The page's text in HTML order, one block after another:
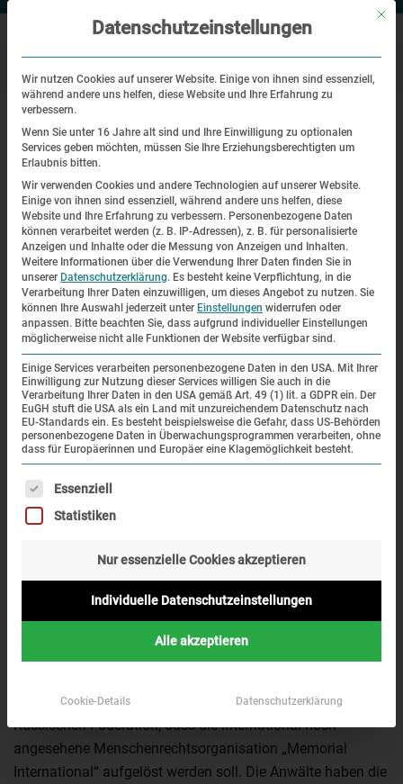
Startseite |
Mitteilung
Wir protestieren gegen die
Unterdrückung einer kritischen
Geschichtskultur in Russland
| 2. März 2022
Zahlreiche Vertreter und Vertreterinnen von Gedenkstätten
in Deutschland protestieren in einer öffentlichen Erklärung
gegen das Vorgehen der russischen Justiz gegen die
international renommierte Menschenrechtsorganisation
Memorial International.
Vor wenigen Wochen entschied das Oberste Gericht der
Russischen Föderation, dass die international hoch
angesehene Menschenrechtsorganisation „Memorial
International“ aufgelöst werden soll. Die Anwälte haben die
Mit
Datenschutzeinstellungen
Wir nutzen Cookies auf unserer Website. Einige von ihnen sind essenziell,
während andere uns helfen, diese Website und Ihre Erfahrung zu
verbessern.
Wenn Sie unter 16 Jahre alt sind und Ihre Einwilligung zu optionalen
Services geben möchten, müssen Sie Ihre Erziehungsberechtigten um
Erlaubnis bitten.
Wir verwenden Cookies und andere Technologien auf unserer Website.
Einige von ihnen sind essenziell, während andere uns helfen, diese
Website und Ihre Erfahrung zu verbessern. Personenbezogene Daten
können verarbeitet werden (z. B. IP-Adressen), z. B. für personalisierte
Anzeigen und Inhalte oder die Messung von Anzeigen und Inhalten.
Weitere Informationen über die Verwendung Ihrer Daten finden Sie in
unserer Datenschutzerklärung. Es besteht keine Verpflichtung, in die
Verarbeitung Ihrer Daten einzuwilligen, um dieses Angebot zu nutzen. Sie
können Ihre Auswahl jederzeit unter Einstellungen widerrufen oder
anpassen. Bitte beachten Sie, dass aufgrund individueller Einstellungen
möglicherweise nicht alle Funktionen der Website verfügbar sind.
Einige Services verarbeiten personenbezogene Daten in den USA. Mit Ihrer
Einwilligung zur Nutzung dieser Services willigen Sie auch in die
Verarbeitung Ihrer Daten in den USA gemäß Art. 49 (1) lit. a GDPR ein. Der
EuGH stuft die USA als ein Land mit unzureichendem Datenschutz nach
EU-Standards ein. Es besteht beispielsweise die Gefahr, dass US-Behörden
personenbezogene Daten in Überwachungsprogrammen verarbeiten, ohne
dass für Europäerinnen und Europäer eine Klagemöglichkeit besteht.
Es folgt eine Liste der Service-Gruppen, für die eine
Essenziell
Statistiken
Nur essenzielle Cookies akzeptieren
Individuelle Datenschutzeinstellungen
Alle akzeptieren
Cookie-Details Datenschutzerklärung